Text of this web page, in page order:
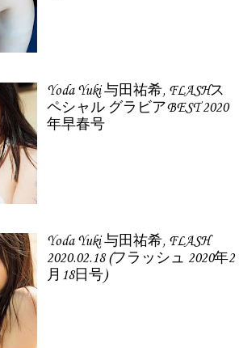
Yoda Yuki 与田祐希, FLASHス
ペシャル グラビアBEST 2020
年早春号
Yoda Yuki 与田祐希, FLASH
2020.02.18 (フラッシュ 2020年2
月18日号)